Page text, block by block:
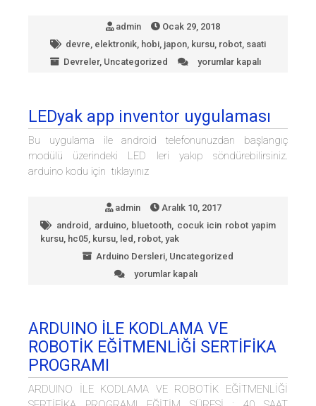
admin
Ocak 29, 2018
devre, elektronik, hobi, japon, kursu, robot, saati
Devreler, Uncategorized
Japon
yorumlar kapalı
LEDyak app inventor uygulaması
Bu uygulama ile android telefonunuzdan başlangıç
modülü üzerindeki LED leri yakıp söndürebilirsiniz.
arduino kodu için tıklayınız
admin
Aralık 10, 2017
android , arduino, bluetooth, cocuk icin robot yapim
kursu, hc05, kursu, led , robot, yak
Arduino Dersleri, Uncategorized
LEDyak
için
yorumlar kapalı
ARDUINO İLE KODLAMA VE
ROBOTİK EĞİTMENLİĞİ SERTİFİKA
PROGRAMI
ARDUINO İLE KODLAMA VE ROBOTİK EĞİTMENLİĞİ